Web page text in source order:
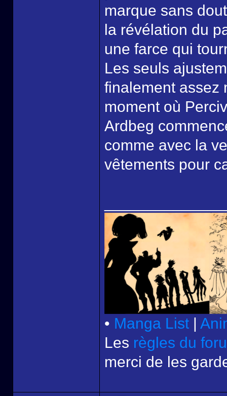
marque sans
la révélation du
une farce qui
Les seuls
finalement assez
moment où
Ardbeg
comme avec la
vêtements pour
• Manga List |
Les règles du
merci de les